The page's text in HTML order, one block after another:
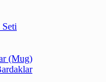
(Mug)